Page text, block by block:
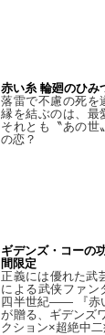
赤い糸 輪廻のひ
落雷で不慮の死を
縁を結ぶのは、最
それとも〝あの世
の恋？
ギデンズ・コーの
間限定
正義には優れた武
による武侠ファン
四半世紀―― 『赤
が贈る、ギデンズ
クション×超絶中二